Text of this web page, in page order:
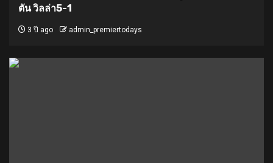
ตัน วิลล่า5-1
3 ปี ago admin_premiertodays